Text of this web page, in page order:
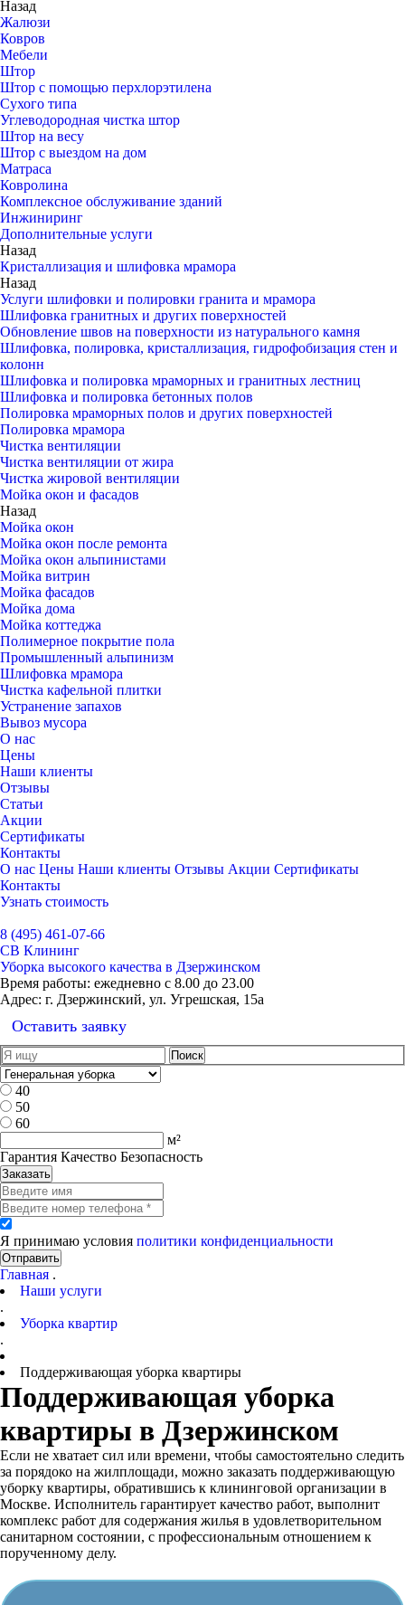
Назад
Жалюзи
Ковров
Мебели
Штор
Штор с помощью перхлорэтилена
Сухого типа
Углеводородная чистка штор
Штор на весу
Штор с выездом на дом
Матраса
Ковролина
Комплексное обслуживание зданий
Инжиниринг
Дополнительные услуги
Назад
Кристаллизация и шлифовка мрамора
Назад
Услуги шлифовки и полировки гранита и мрамора
Шлифовка гранитных и других поверхностей
Обновление швов на поверхности из натурального камня
Шлифовка, полировка, кристаллизация, гидрофобизация стен и
колонн
Шлифовка и полировка мраморных и гранитных лестниц
Шлифовка и полировка бетонных полов
Полировка мраморных полов и других поверхностей
Полировка мрамора
Чистка вентиляции
Чистка вентиляции от жира
Чистка жировой вентиляции
Мойка окон и фасадов
Назад
Мойка окон
Мойка окон после ремонта
Мойка окон альпинистами
Мойка витрин
Мойка фасадов
Мойка дома
Мойка коттеджа
Полимерное покрытие пола
Промышленный альпинизм
Шлифовка мрамора
Чистка кафельной плитки
Устранение запахов
Вывоз мусора
О нас
Цены
Наши клиенты
Отзывы
Статьи
Акции
Сертификаты
Контакты
О нас Цены Наши клиенты Отзывы Акции Сертификаты
Контакты
Узнать стоимость
8 (495) 461-07-66
СВ Клининг
Уборка высокого качества в Дзержинском
Время работы: ежедневно с 8.00 до 23.00
Адрес: г. Дзержинский, ул. Угрешская, 15а
Оставить заявку
40
50
60
м²
Гарантия Качество Безопасность
Заказать
Я принимаю условия политики конфиденциальности
Отправить
Главная .
Наши услуги
.
Уборка квартир
.
Поддерживающая уборка квартиры
Поддерживающая уборка
квартиры в Дзержинском
Если не хватает сил или времени, чтобы самостоятельно следить
за порядоко на жилплощади, можно заказать поддерживающую
уборку квартиры, обратившись к клининговой организации в
Москве. Исполнитель гарантирует качество работ, выполнит
комплекс работ для содержания жилья в удовлетворительном
санитарном состоянии, с профессиональным отношением к
порученному делу.